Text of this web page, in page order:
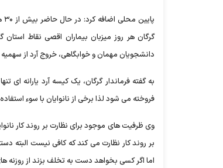
گرگان هر روز میزبان بیماران اقصی نقاط
دانشجویان مهمان و خوابگاهی، خروج آرد از
فروخته می شود لذا برخی از نانوایان با سوء
بر روند کار نظارت می کند که کافی نیست البته
اما اگر کسی بخواهد دست به تخلف بزند از روزنه